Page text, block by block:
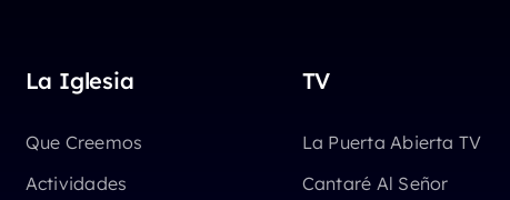
La Iglesia
Que Creemos
Actividades
TV
La Puerta Abierta TV
Cantaré Al Señor